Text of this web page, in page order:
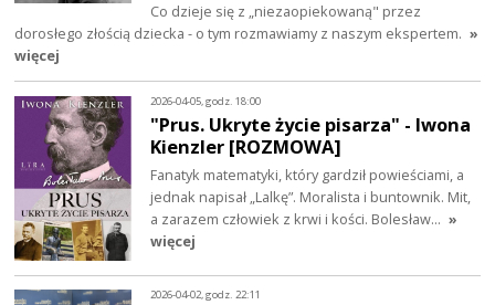
Co dzieje się z „niezaopiekowaną" przez
dorosłego złością dziecka - o tym rozmawiamy z naszym ekspertem. »
więcej
2026-04-05, godz. 18:00
"Prus. Ukryte życie pisarza" - Iwona
Kienzler [ROZMOWA]
Fanatyk matematyki, który gardził powieściami, a
jednak napisał „Lalkę”. Moralista i buntownik. Mit,
a zarazem człowiek z krwi i kości. Bolesław… »
więcej
2026-04-02, godz. 22:11